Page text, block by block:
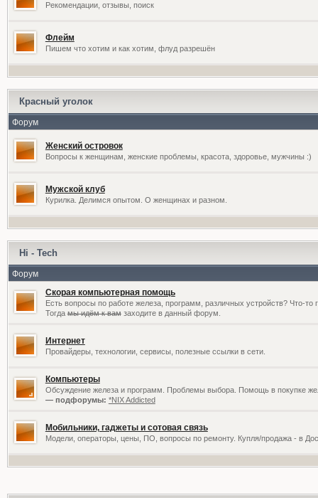
Рекомендации, отзывы, поиск
Флейм
Пишем что хотим и как хотим, флуд разрешён
Красный уголок
Форум
Женский островок
Вопросы к женщинам, женские проблемы, красота, здоровье, мужчины :)
Мужской клуб
Курилка. Делимся опытом. О женщинах и разном.
Hi - Tech
Форум
Скорая компьютерная помощь
Есть вопросы по работе железа, программ, различных устройств? Что-то
Тогдамы идём к вамзаходите в данный форум.
Интернет
Провайдеры, технологии, сервисы, полезные ссылки в сети.
Компьютеры
Обсуждение железа и программ. Проблемы выбора. Помощь в покупке
— подфорумы: *NIX Addicted
Мобильники, гаджеты и сотовая связь
Модели, операторы, цены, ПО, вопросы по ремонту. Купля/продажа - в